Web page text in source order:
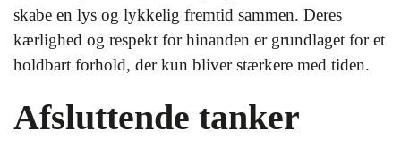
skabe en lys og lykkelig fremtid sammen. Deres
kærlighed og respekt for hinanden er grundlaget for et
holdbart forhold, der kun bliver stærkere med tiden.
Afsluttende tanker